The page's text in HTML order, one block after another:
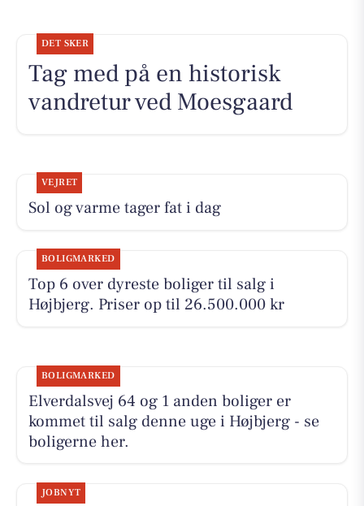
DET SKER
Tag med på en historisk
vandretur ved Moesgaard
VEJRET
Sol og varme tager fat i dag
BOLIGMARKED
Top 6 over dyreste boliger til salg i
Højbjerg. Priser op til 26.500.000 kr
BOLIGMARKED
Elverdalsvej 64 og 1 anden boliger er
kommet til salg denne uge i Højbjerg - se
boligerne her.
JOBNYT